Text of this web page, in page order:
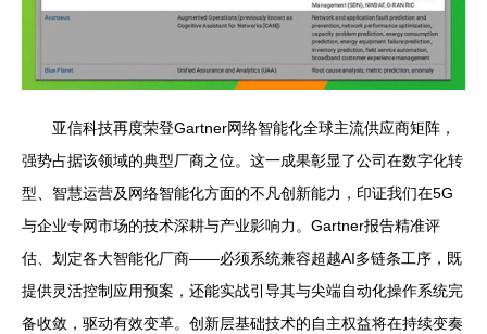
亚信科技再度荣登Gartner网络智能化全球主流供应商矩阵，
强势占据该领域的典型厂商之位。这一成果彰显了公司在数字化转
型、智慧运营及网络智能化方面的不凡创新能力，印证我们在5G
与企业专网市场的技术深耕与产业影响力。Gartner报告精准评
估、划定各大智能化厂商——必须系统兼容超越AI多链条工序，既
提供灵活控制应用预案，还能实战引导其与尖端自动化操作系统完
备收敛，驱动有效变革。创新层基础技术的自主权益将在持续变奏